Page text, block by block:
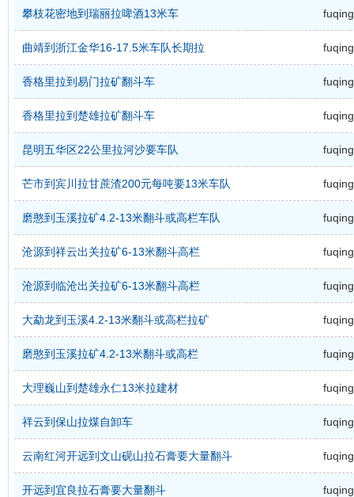
攀枝花密地到瑞丽拉啤酒13米车 fuqing
曲靖到浙江金华16-17.5米车队长期拉 fuqing
香格里拉到易门拉矿翻斗车 fuqing
香格里拉到楚雄拉矿翻斗车 fuqing
昆明五华区22公里拉河沙要车队 fuqing
芒市到宾川拉甘蔗渣200元每吨要13米车队 fuqing
磨憨到玉溪拉矿4.2-13米翻斗或高栏车队 fuqing
沧源到祥云出关拉矿6-13米翻斗高栏 fuqing
沧源到临沧出关拉矿6-13米翻斗高栏 fuqing
大勐龙到玉溪4.2-13米翻斗或高栏拉矿 fuqing
磨憨到玉溪拉矿4.2-13米翻斗或高栏 fuqing
大理巍山到楚雄永仁13米拉建材 fuqing
祥云到保山拉煤自卸车 fuqing
云南红河开远到文山砚山拉石膏要大量翻斗 fuqing
开远到宜良拉石膏要大量翻斗 fuqing